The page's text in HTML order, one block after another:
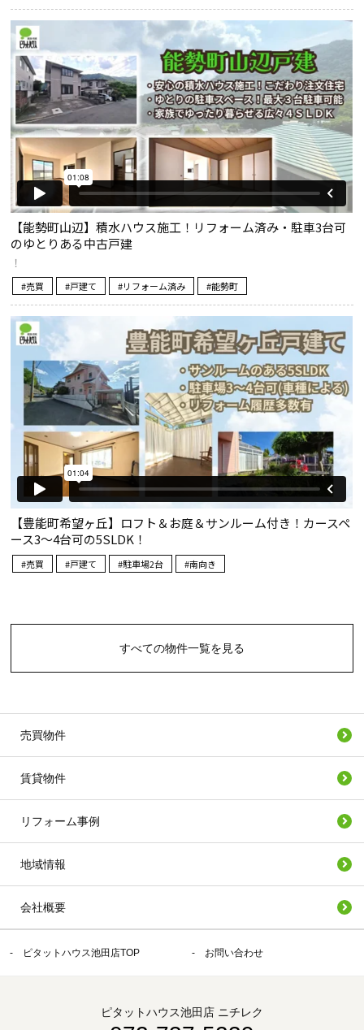
すべての物件一覧を見る
売買物件
賃貸物件
リフォーム事例
地域情報
会社概要
ピタットハウス池田店TOP お問い合わせ
ピタットハウス池田店 ニチレク